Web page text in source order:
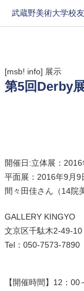
武蔵野美術大学校
[msb! info] 展示
第5回Derby
開催日:立体展：
平面展：2016年9月9
間々田佳さん（14院
GALLERY KINGYO
文京区千駄木2-49-10
Tel：050-7573-7890
【開催時間】12：